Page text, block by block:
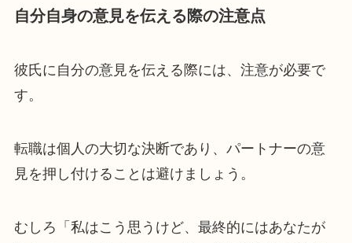
自分自身の意見を伝える際の注意点
彼氏に自分の意見を伝える際には、注意が必要で
す。
転職は個人の大切な決断であり、パートナーの意
見を押し付けることは避けましょう。
むしろ「私はこう思うけど、最終的にはあなたが